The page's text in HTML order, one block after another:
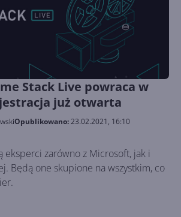
Stack Live powraca w
już otwarta
Opublikowano:23.02.2021, 16:10
eksperci zarówno z Microsoft, jak i
Będą one skupione na wszystkim, co